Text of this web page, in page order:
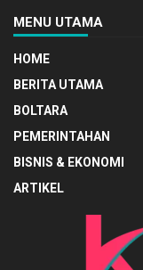
MENU UTAMA
HOME
BERITA UTAMA
BOLTARA
PEMERINTAHAN
BISNIS & EKONOMI
ARTIKEL